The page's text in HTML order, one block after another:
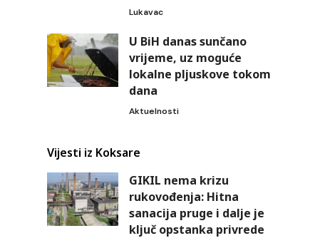
Lukavac
U BiH danas sunčano
vrijeme, uz moguće
lokalne pljuskove tokom
dana
Aktuelnosti
Vijesti iz Koksare
GIKIL nema krizu
rukovođenja: Hitna
sanacija pruge i dalje je
ključ opstanka privrede